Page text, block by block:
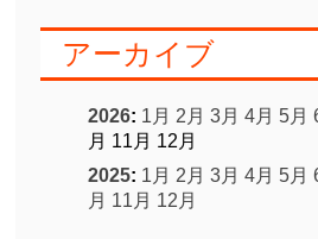
アーカイブ
2026: 1月 2月 3月 4月 5月
月 11月 12月
2025: 1月 2月 3月 4月 5月
月 11月 12月